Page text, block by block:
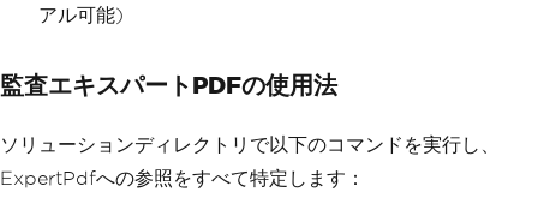
アル可能)
監査エキスパートPDFの使用法
ソリューションディレクトリで以下のコマンドを実行し、
ExpertPdfへの参照をすべて特定します：